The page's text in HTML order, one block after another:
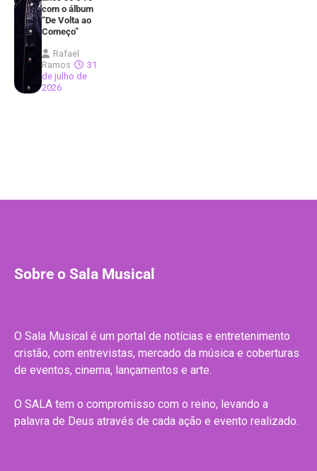
com o álbum
“De Volta ao
Começo”
Rafael
Ramos
31
de julho de
2026
Sobre o Sala Musical
O Sala Musical é um portal de notícias e entretenimento
cristão, com entrevistas, mercado da música e coberturas
de eventos, cinema, lançamentos e arte.
O SALA tem o compromisso com o reino, levando a
palavra de Deus através de cada ação e evento realizado.